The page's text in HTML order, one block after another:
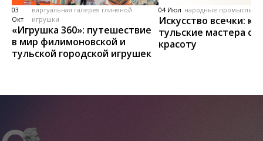
03
Окт
виртуальная галерея глиняной
игрушки
«Игрушка 360»: путешествие
в мир филимоновской и
тульской городской игрушек
04 Июл народные промыслы,
Искусство всечки: как
тульские мастера
красоту